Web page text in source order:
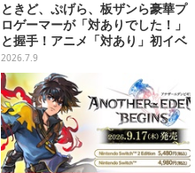
ときど、ぷげら、板ザンら豪華プ
ロゲーマーが「対ありでした！」
と握手！アニメ「対あり」初イベ
ントが格ゲー愛に溢れすぎていた
【レポ】
2026.7.9